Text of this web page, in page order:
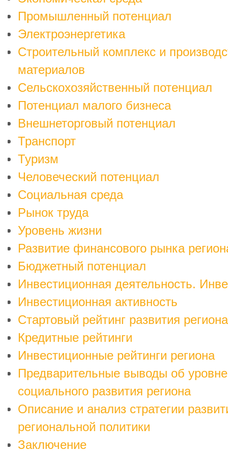
Промышленный потенциал
Электроэнергетика
Строительный комплекс и
материалов
Сельскохозяйственный потенциал
Потенциал малого бизнеса
Внешнеторговый потенциал
Транспорт
Туризм
Человеческий потенциал
Социальная среда
Рынок труда
Уровень жизни
Развитие финансового рынка
Бюджетный потенциал
Инвестиционная деятельность.
Инвестиционная активность
Стартовый рейтинг развития региона
Кредитные рейтинги
Инвестиционные рейтинги региона
Предварительные выводы об уровне
социального развития региона
Описание и анализ стратегии
региональной политики
Заключение